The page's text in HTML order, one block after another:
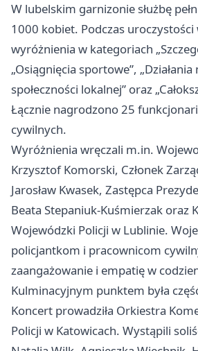
W lubelskim garnizonie służbę
1000 kobiet. Podczas
wyróżnienia w kategoriach
„Osiągnięcia sportowe”, „Działania
społeczności lokalnej” oraz
Łącznie nagrodzono 25
cywilnych.
Wyróżnienia wręczali m.in.
Krzysztof Komorski, Członek
Jarosław Kwasek, Zastępca
Beata Stepaniuk-Kuśmierzak oraz
Wojewódzki Policji w Lublinie.
policjantkom i pracownicom
zaangażowanie i empatię w
Kulminacyjnym punktem była
Koncert prowadziła Orkiestra
Policji w Katowicach. Wystąpili